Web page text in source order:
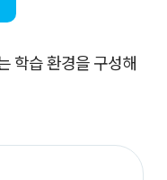
학습 환경을 구성해